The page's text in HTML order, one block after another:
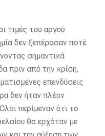
τιμές του αργού
δεν ξεπέρασαν ποτέ
σημαντικά
πριν από την κρίση,
επενδύσεις
δεν ήταν πλέον
περίμεναν ότι το
θα ερχόταν με